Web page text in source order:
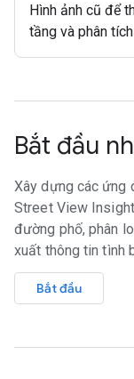
Hình ảnh cũ để
tầng và phân
Bắt đầu
Xây dựng các ứng
Street View
đường phố, phân
xuất thông tin tình
Bắt đầu